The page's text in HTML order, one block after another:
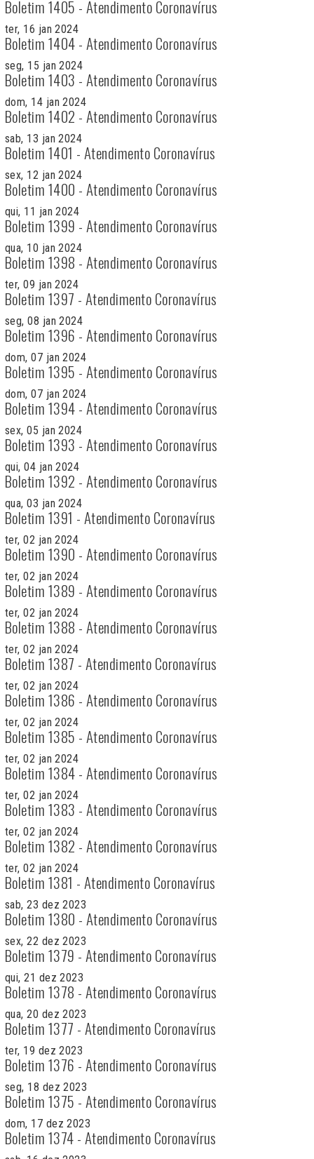
Boletim 1405 - Atendimento Coronavírus
ter, 16 jan 2024
Boletim 1404 - Atendimento Coronavírus
seg, 15 jan 2024
Boletim 1403 - Atendimento Coronavírus
dom, 14 jan 2024
Boletim 1402 - Atendimento Coronavírus
sab, 13 jan 2024
Boletim 1401 - Atendimento Coronavírus
sex, 12 jan 2024
Boletim 1400 - Atendimento Coronavírus
qui, 11 jan 2024
Boletim 1399 - Atendimento Coronavírus
qua, 10 jan 2024
Boletim 1398 - Atendimento Coronavírus
ter, 09 jan 2024
Boletim 1397 - Atendimento Coronavírus
seg, 08 jan 2024
Boletim 1396 - Atendimento Coronavírus
dom, 07 jan 2024
Boletim 1395 - Atendimento Coronavírus
dom, 07 jan 2024
Boletim 1394 - Atendimento Coronavírus
sex, 05 jan 2024
Boletim 1393 - Atendimento Coronavírus
qui, 04 jan 2024
Boletim 1392 - Atendimento Coronavírus
qua, 03 jan 2024
Boletim 1391 - Atendimento Coronavírus
ter, 02 jan 2024
Boletim 1390 - Atendimento Coronavírus
ter, 02 jan 2024
Boletim 1389 - Atendimento Coronavírus
ter, 02 jan 2024
Boletim 1388 - Atendimento Coronavírus
ter, 02 jan 2024
Boletim 1387 - Atendimento Coronavírus
ter, 02 jan 2024
Boletim 1386 - Atendimento Coronavírus
ter, 02 jan 2024
Boletim 1385 - Atendimento Coronavírus
ter, 02 jan 2024
Boletim 1384 - Atendimento Coronavírus
ter, 02 jan 2024
Boletim 1383 - Atendimento Coronavírus
ter, 02 jan 2024
Boletim 1382 - Atendimento Coronavírus
ter, 02 jan 2024
Boletim 1381 - Atendimento Coronavírus
sab, 23 dez 2023
Boletim 1380 - Atendimento Coronavírus
sex, 22 dez 2023
Boletim 1379 - Atendimento Coronavírus
qui, 21 dez 2023
Boletim 1378 - Atendimento Coronavírus
qua, 20 dez 2023
Boletim 1377 - Atendimento Coronavírus
ter, 19 dez 2023
Boletim 1376 - Atendimento Coronavírus
seg, 18 dez 2023
Boletim 1375 - Atendimento Coronavírus
dom, 17 dez 2023
Boletim 1374 - Atendimento Coronavírus